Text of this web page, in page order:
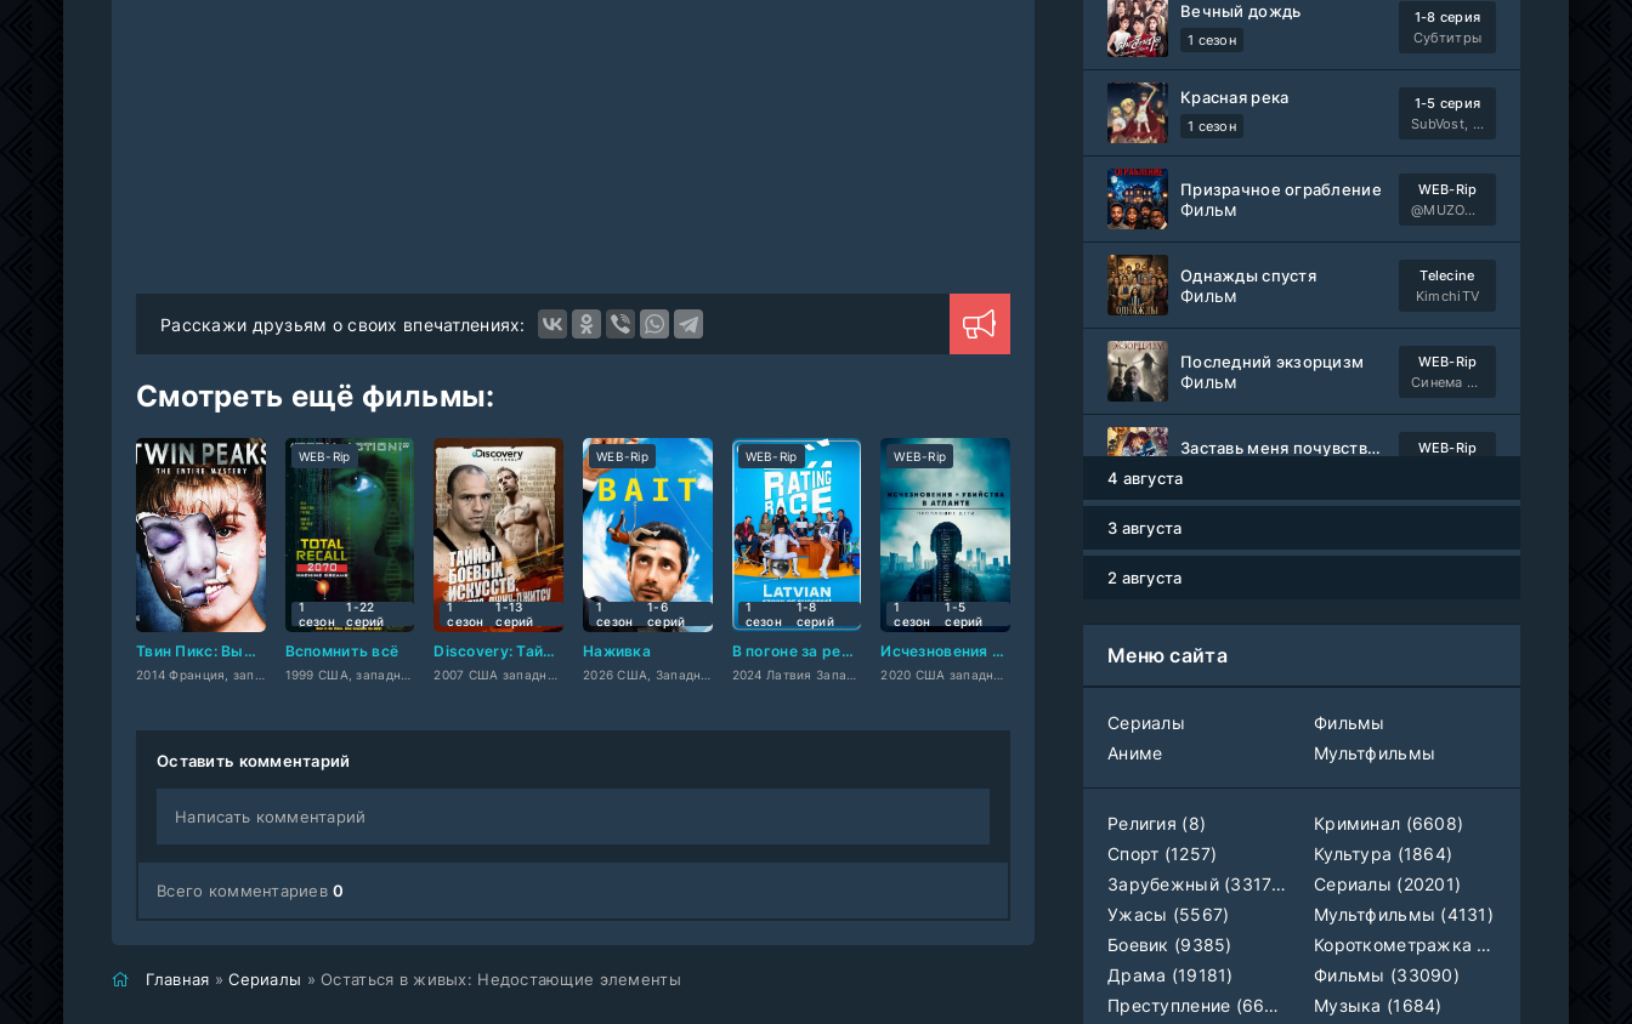
Расскажи друзьям о своих впечатлениях:
Смотреть ещё фильмы:
Твин Пикс: Вырезанные сцены Вспомнить всё
WEB-Rip
1
сезон
1-22
cерий
Discovery: Тайны боевых искусств
1
сезон
1-13
cерий
Наживка
WEB-Rip
1
сезон
1-6
cерий
В погоне за рейтингом
WEB-Rip
1
сезон
1-8
cерий
Исчезновения и убийства в Атланте: Пропавшие дети
WEB-Rip
1
сезон
1-5
cерий
Оставить комментарий
Написать комментарий
Всего комментариев0
Главная »Сериалы » Остаться в живых: Недостающие элементы
Вечный дождь
1 сезон
1-8 серия
Субтитры
Красная река
1 сезон
1-5 серия
SubVost, Манипулятор, AnimeVost, Dream Cast
Призрачное ограбление
Фильм
WEB-Rip
@MUZOBOZ@
Однажды спустя
Фильм
Telecine
KimchiTV
Последний экзорцизм
Фильм
WEB-Rip
Синема УС
Заставь меня почувствовать
WEB-Rip
Сто лет одиночества
1-2 сезон
ColdFilm
Фильм
Моё лето с «Мёртвыми»
Фильм
WEB-Rip
AlphaProject
1-18 серия
4 августа
3 августа
2 августа
Меню сайта
Сериалы
Фильмы
Аниме
Мультфильмы
Религия (8)
Криминал (6608)
Спорт (1257)
Культура (1864)
Зарубежный (33179)
Сериалы (20201)
Ужасы (5567)
Мультфильмы (4131)
Боевик (9385)
Короткометражка (699)
Драма (19181)
Фильмы (33090)
Преступление (6608)
Музыка (1684)